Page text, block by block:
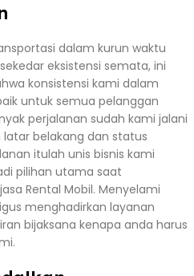
dalam kurun waktu
eksistensi semata, ini
konsistensi kami dalam
untuk semua pelanggan
perjalanan sudah kami jalani
belakang dan status
itulah unis bisnis kami
pilihan utama saat
Rental Mobil. Menyelami
menghadirkan layanan
bijaksana kenapa anda harus